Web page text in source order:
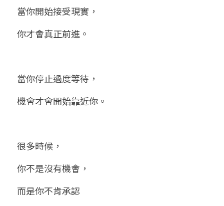
當你開始接受現實，
你才會真正前進。
當你停止過度等待，
機會才會開始靠近你。
很多時候，
你不是沒有機會，
而是你不肯承認